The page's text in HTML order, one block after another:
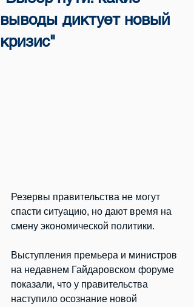
выводы диктует новый
кризис"
Резервы правительства не могут
спасти ситуацию, но дают время на
смену экономической политики.
Выступления премьера и министров
на недавнем Гайдаровском форуме
показали, что у правительства
наступило осознание новой